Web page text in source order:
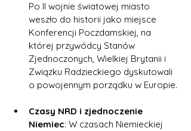
Po II wojnie światowej miasto
weszło do historii jako miejsce
Konferencji Poczdamskiej, na
której przywódcy Stanów
Zjednoczonych, Wielkiej Brytanii i
Związku Radzieckiego dyskutowali
o powojennym porządku w Europie.
Czasy NRD i zjednoczenie
Niemiec: W czasach Niemieckiej